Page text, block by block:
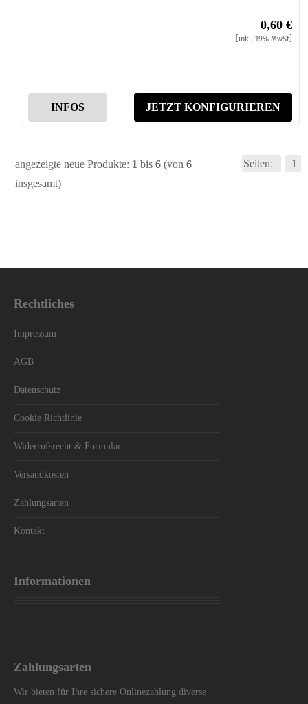
0,60 €
[inkl. 19% MwSt]
INFOS JETZT KONFIGURIEREN
Seiten: 1
angezeigte neue Produkte: 1 bis 6 (von 6
insgesamt)
Rechtliches
Impressum
AGB
Datenschutz
Cookie Richtlinie
Widerrufsrecht & Formular
Versandkosten
Zahlungsarten
Kontakt
Informationen
Zahlungsarten
Wir bieten für Ihre sichere Onlinezahlung diverse